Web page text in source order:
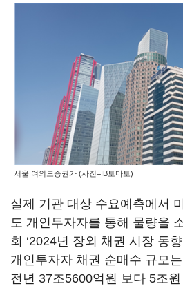
서울 여의도증권가 (사진=IB토마토)
실제 기관 대상 수요예측에서
도 개인투자자를 통해 물량을
회 ‘2024년 장외 채권 시장 동
개인투자자 채권 순매수 규모
전년 37조5600억원 보다 5조